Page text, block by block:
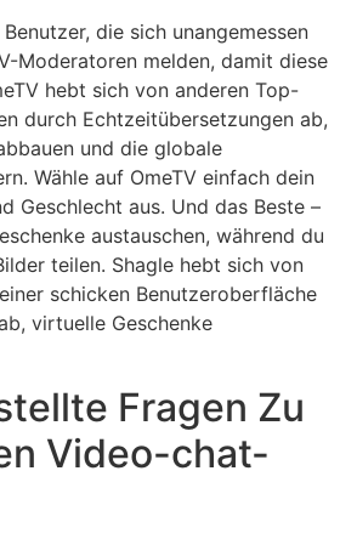
die sich unangemessen
Moderatoren melden, damit diese
hebt sich von anderen Top-
durch Echtzeitübersetzungen ab,
und die globale
Wähle auf OmeTV einfach dein
Geschlecht aus. Und das Beste –
austauschen, während du
teilen. Shagle hebt sich von
schicken Benutzeroberfläche
virtuelle Geschenke
Fragen Zu
Video-chat-